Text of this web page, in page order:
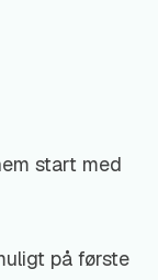
start med
på første